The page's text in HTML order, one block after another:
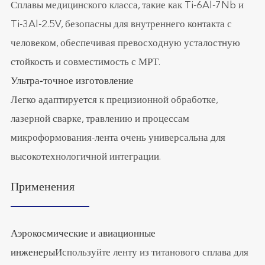
Сплавы медицинского класса, такие как Ti-6Al-7Nb и
Ti-3Al-2.5V, безопасны для внутреннего контакта с
человеком, обеспечивая превосходную усталостную
стойкость и совместимость с МРТ.
Ультра-точное изготовление
Легко адаптируется к прецизионной обработке,
лазерной сварке, травлению и процессам
микроформования-лента очень универсальна для
высокотехнологичной интеграции.
Применения
Аэрокосмические и авиационные
инженерыИспользуйте ленту из титанового сплава для